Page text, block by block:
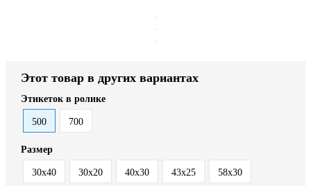
Этот товар в других вариантах
Этикеток в ролике
500 700
Размер
30x40 30х20 40x30 43х25 58х30